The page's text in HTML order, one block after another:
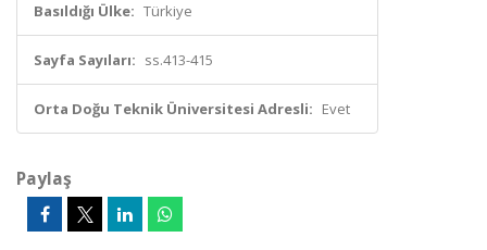
Basıldığı Ülke: Türkiye
Sayfa Sayıları: ss.413-415
Orta Doğu Teknik Üniversitesi Adresli: Evet
Paylaş